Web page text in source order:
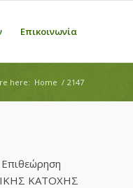
Επικοινωνία
here: Home / 2147
ΚΑΤΟΧΗΣ